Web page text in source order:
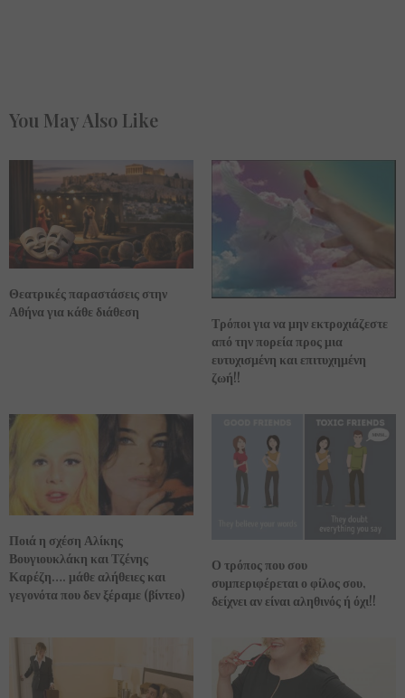
You May Also Like
Θεατρικές παραστάσεις στην
Αθήνα για κάθε διάθεση
Τρόποι για να μην εκτροχιάζεστε
από την πορεία προς μια
ευτυχισμένη και επιτυχημένη
ζωή!!
Ποιά η σχέση Αλίκης
Βουγιουκλάκη και Τζένης
Καρέζη…. μάθε αλήθειες και
γεγονότα που δεν ξέραμε (βίντεο)
Ο τρόπος που σου
συμπεριφέρεται ο φίλος σου,
δείχνει αν είναι αληθινός ή όχι!!